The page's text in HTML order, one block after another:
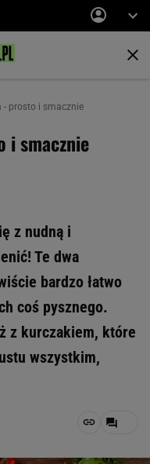
- prosto i smacznie
i smacznie
z nudną i
Te dwa
bardzo łatwo
coś pysznego.
z kurczakiem, które
wszystkim,